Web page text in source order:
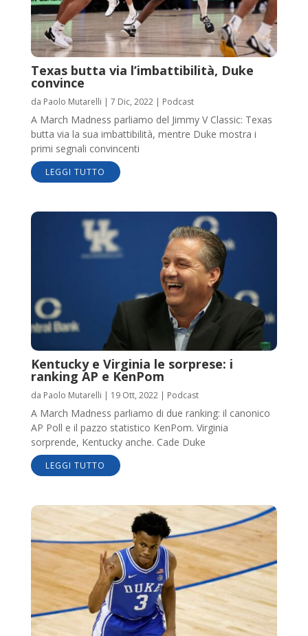
Texas butta via l’imbattibilità, Duke
convince
da Paolo Mutarelli | 7 Dic, 2022| Podcast
A March Madness parliamo del Jimmy V Classic: Texas
butta via la sua imbattibilità, mentre Duke mostra i
primi segnali convincenti
LEGGI TUTTO
Kentucky e Virginia le sorprese: i
ranking AP e KenPom
da Paolo Mutarelli | 19 Ott, 2022| Podcast
A March Madness parliamo di due ranking: il canonico
AP Poll e il pazzo statistico KenPom. Virginia
sorprende, Kentucky anche. Cade Duke
LEGGI TUTTO